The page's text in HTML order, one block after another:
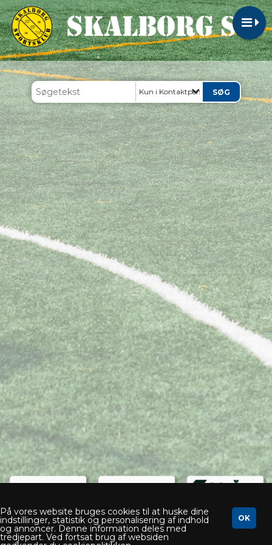
Kun i Kontaktpersoner
På vores website bruges cookies til at huske dine
indstillinger, statistik og personalisering af indhold
og annoncer. Denne information deles med
tredjepart. Ved fortsat brug af websiden